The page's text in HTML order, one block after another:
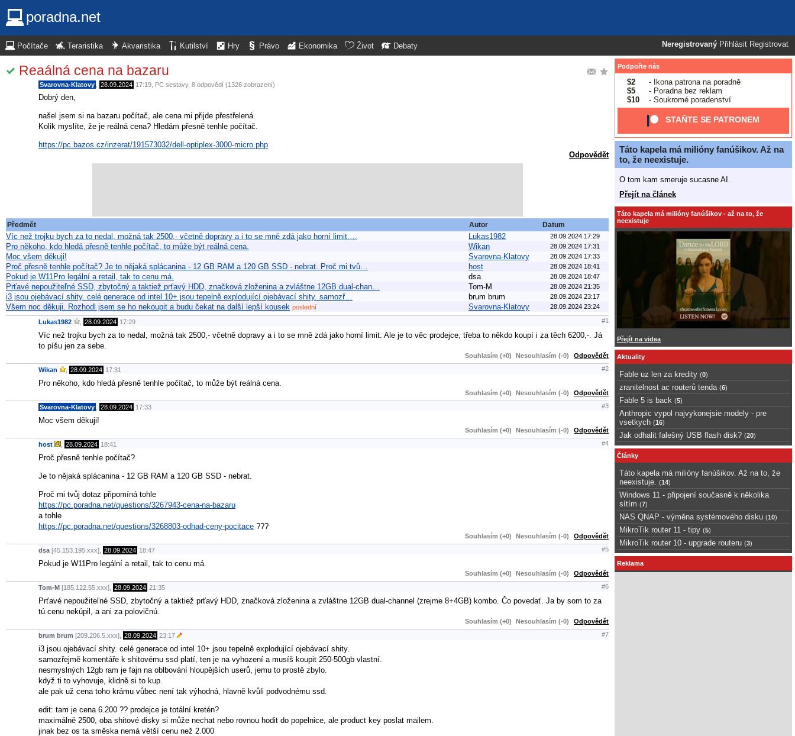
poradna.net
Neregistrovaný Přihlásit Registrovat
Počítače Teraristika Akvaristika Kutilství Hry Právo Ekonomika Život Debaty
Reaálná cena na bazaru
Svarovna-Klatovy 28.09.2024 17:19 PC sestavy, 8 odpovědí (1326 zobrazení)
Dobrý den,
našel jsem si na bazaru počítač, ale cena mi přijde přestřelená.
Kolik myslíte, že je reálná cena? Hledám přesně tenhle počítač.
https://pc.bazos.cz/inzerat/191573032/dell-optiplex-3000-micro.php
Odpovědět
Předmět Autor Datum
Víc než trojku bych za to nedal, možná tak 2500,- včetně dopravy a i to se mně zdá jako horní limit.… Lukas1982 28.09.2024 17:29
Pro někoho, kdo hledá přesně tenhle počítač, to může být reálná cena. Wikan 28.09.2024 17:31
Moc všem děkuji! Svarovna-Klatovy 28.09.2024 17:33
Proč přesně tenhle počítač? Je to nějaká splácanina - 12 GB RAM a 120 GB SSD - nebrat. Proč mi tvů… host 28.09.2024 18:41
Pokud je W11Pro legální a retail, tak to cenu má. dsa 28.09.2024 18:47
Prťavé nepoužiteľné SSD, zbytočný a taktiež prťavý HDD, značková zloženina a zvláštne 12GB dual-chan… Tom-M 28.09.2024 21:35
i3 jsou ojebávací shity. celé generace od intel 10+ jsou tepelně explodující ojebávací shity. samozř… brum brum 28.09.2024 23:17
Všem noc děkuji. Rozhodl jsem se ho nekoupit a budu čekat na další lepší kousek poslední Svarovna-Klatovy 28.09.2024 23:24
Lukas1982 28.09.2024 17:29 #1
Víc než trojku bych za to nedal, možná tak 2500,- včetně dopravy a i to se mně zdá jako horní limit. Ale je to věc prodejce, třeba to někdo koupí i za těch 6200,-. Já
to píšu jen za sebe.
Souhlasím (+0) Nesouhlasím (-0) Odpovědět
Wikan 28.09.2024 17:31 #2
Pro někoho, kdo hledá přesně tenhle počítač, to může být reálná cena.
Souhlasím (+0) Nesouhlasím (-0) Odpovědět
Svarovna-Klatovy 28.09.2024 17:33 #3
Moc všem děkuji!
Souhlasím (+0) Nesouhlasím (-0) Odpovědět
host 28.09.2024 18:41 #4
Proč přesně tenhle počítač?
Je to nějaká splácanina - 12 GB RAM a 120 GB SSD - nebrat.
Proč mi tvůj dotaz připomíná tohle
https://pc.poradna.net/questions/3267943-cena-na-bazaru
a tohle
https://pc.poradna.net/questions/3268803-odhad-ceny-pocitace ???
Souhlasím (+0) Nesouhlasím (-0) Odpovědět
dsa [45.153.195.xxx], 28.09.2024 18:47 #5
Pokud je W11Pro legální a retail, tak to cenu má.
Souhlasím (+0) Nesouhlasím (-0) Odpovědět
Tom-M [185.122.55.xxx], 28.09.2024 21:35 #6
Prťavé nepoužiteľné SSD, zbytočný a taktiež prťavý HDD, značková zloženina a zvláštne 12GB dual-channel (zrejme 8+4GB) kombo. Čo povedať. Ja by som to za
tú cenu nekúpil, a ani za polovičnú.
Souhlasím (+0) Nesouhlasím (-0) Odpovědět
brum brum [209.206.5.xxx], 28.09.2024 23:17 #7
i3 jsou ojebávací shity. celé generace od intel 10+ jsou tepelně explodující ojebávací shity.
samozřejmě komentáře k shitovému ssd platí, ten je na vyhození a musíš koupit 250-500gb vlastní.
nesmyslných 12gb ram je fajn na oblbování hloupějších userů, jemu to prostě zbylo.
když ti to vyhovuje, klidně si to kup.
ale pak už cena toho krámu vůbec není tak výhodná, hlavně kvůli podvodnému ssd.
edit: tam je cena 6.200 ?? prodejce je totální kretén?
maximálně 2500, oba shitové disky si může nechat nebo rovnou hodit do popelnice, ale product key poslat mailem.
jinak bez os ta směska nemá větší cenu než 2.000
Podpořte nás
$2
- Ikona patrona na poradně
$5
- Poradna bez reklam
$10
- Soukromé poradenství
STAŇTE SE PATRONEM
Táto kapela má milióny fanúšikov. Až na
to, že neexistuje.
O tom kam smeruje sucasne AI.
Přejít na článek
Táto kapela má milióny fanúšikov - až na to, že
neexistuje
Přejít na videa
Aktuality
Fable uz len za kredity (0)
zranitelnost ac routerů tenda (6)
Fable 5 is back (5)
Anthropic vypol najvykonejsie modely - pre
vsetkych (16)
Jak odhalit falešný USB flash disk? (20)
Články
Táto kapela má milióny fanúšikov. Až na to, že
neexistuje.
(14)
Windows 11 - připojení současně k několika
sítím (7)
NAS QNAP - výměna systémového disku (10)
MikroTik router 11 - tipy (5)
MikroTik router 10 - upgrade routeru (3)
Reklama